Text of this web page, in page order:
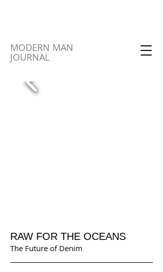
MODERN MAN
JOURNAL
RAW FOR THE OCEANS
The Future of Denim